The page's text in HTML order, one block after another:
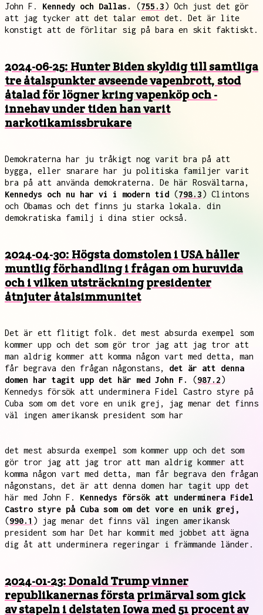
John F. Kennedy och Dallas. (755.3) Och just det gör
att jag tycker att det talar emot det. Det är lite
konstigt att de förlitar sig på bara en skit faktiskt.
2024-06-25: Hunter Biden skyldig till samtliga
tre åtalspunkter avseende vapenbrott, stod
åtalad för lögner kring vapenköp och -
innehav under tiden han varit
narkotikamissbrukare
Demokraterna har ju tråkigt nog varit bra på att
bygga, eller snarare har ju politiska familjer varit
bra på att använda demokraterna. De här Rosvältarna,
Kennedys och nu har vi i modern tid (798.3) Clintons
och Obamas och det finns ju starka lokala. din
demokratiska familj i dina stier också.
2024-04-30: Högsta domstolen i USA håller
muntlig förhandling i frågan om huruvida
och i vilken utsträckning presidenter
åtnjuter åtalsimmunitet
Det är ett flitigt folk. det mest absurda exempel som
kommer upp och det som gör tror jag att jag tror att
man aldrig kommer att komma någon vart med detta, man
får begrava den frågan någonstans, det är att denna
domen har tagit upp det här med John F.
(987.2)
Kennedys försök att underminera Fidel Castro styre på
Cuba som om det vore en unik grej, jag menar det finns
väl ingen amerikansk president som har
det mest absurda exempel som kommer upp och det som
gör tror jag att jag tror att man aldrig kommer att
komma någon vart med detta, man får begrava den frågan
någonstans, det är att denna domen har tagit upp det
här med John F. Kennedys försök att underminera Fidel
Castro styre på Cuba som om det vore en unik grej,
(990.1 ) jag menar det finns väl ingen amerikansk
president som har Det har kommit med jobbet att ägna
dig åt att underminera regeringar i främmande länder.
2024-01-23: Donald Trump vinner
republikanernas första primärval som gick
av stapeln i delstaten Iowa med 51 procent av